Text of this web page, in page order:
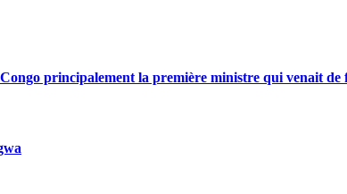
principalement la première ministre qui venait de